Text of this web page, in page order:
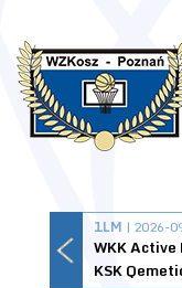
1LM | 2026-
WKK Active